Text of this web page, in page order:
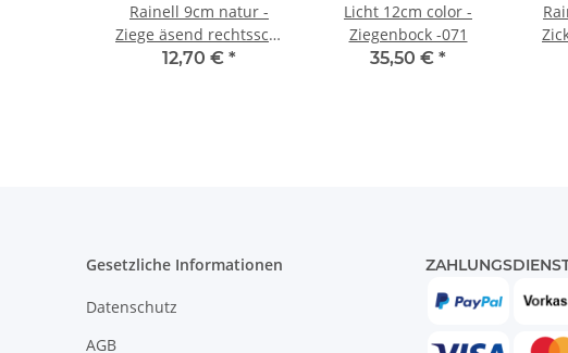
Rainell 9cm natur -
Ziege äsend rechtssch.
-093
12,70 € *
Licht 12cm color -
Ziegenbock -071
35,50 € *
Gesetzliche Informationen
Datenschutz
AGB